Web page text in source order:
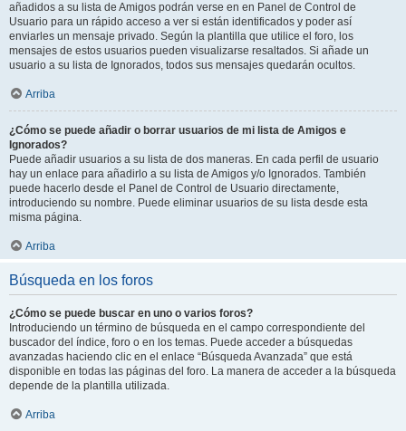
añadidos a su lista de Amigos podrán verse en en Panel de Control de
Usuario para un rápido acceso a ver si están identificados y poder así
enviarles un mensaje privado. Según la plantilla que utilice el foro, los
mensajes de estos usuarios pueden visualizarse resaltados. Si añade un
usuario a su lista de Ignorados, todos sus mensajes quedarán ocultos.
Arriba
¿Cómo se puede añadir o borrar usuarios de mi lista de Amigos e
Ignorados?
Puede añadir usuarios a su lista de dos maneras. En cada perfil de usuario
hay un enlace para añadirlo a su lista de Amigos y/o Ignorados. También
puede hacerlo desde el Panel de Control de Usuario directamente,
introduciendo su nombre. Puede eliminar usuarios de su lista desde esta
misma página.
Arriba
Búsqueda en los foros
¿Cómo se puede buscar en uno o varios foros?
Introduciendo un término de búsqueda en el campo correspondiente del
buscador del índice, foro o en los temas. Puede acceder a búsquedas
avanzadas haciendo clic en el enlace “Búsqueda Avanzada” que está
disponible en todas las páginas del foro. La manera de acceder a la búsqueda
depende de la plantilla utilizada.
Arriba